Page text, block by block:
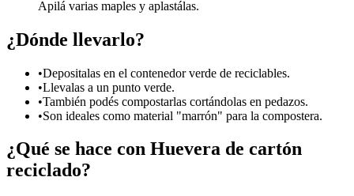
Apilá varias maples y aplastálas.
¿Dónde llevarlo?
•Depositalas en el contenedor verde de reciclables.
•Llevalas a un punto verde.
•También podés compostarlas cortándolas en pedazos.
•Son ideales como material "marrón" para la compostera.
¿Qué se hace con Huevera de cartón
reciclado?